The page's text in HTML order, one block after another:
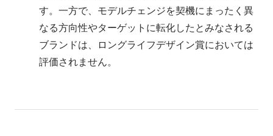
す。一方で、モデルチェンジを契機にまったく異
なる方向性やターゲットに転化したとみなされる
ブランドは、ロングライフデザイン賞においては
評価されません。